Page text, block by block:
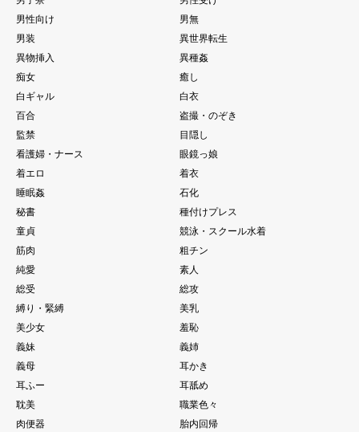
男性向け
男無
男装
異世界転生
異物挿入
異種姦
痴女
癒し
白ギャル
白衣
百合
盗撮・のぞき
監禁
目隠し
看護婦・ナース
眼鏡っ娘
着エロ
着衣
睡眠姦
石化
秘書
種付けプレス
童貞
競泳・スクール水着
筋肉
粗チン
純愛
素人
総受
総攻
縛り・緊縛
美乳
美少女
羞恥
義妹
義姉
義母
耳かき
耳ふー
耳舐め
耽美
職業色々
肉便器
胎内回帰